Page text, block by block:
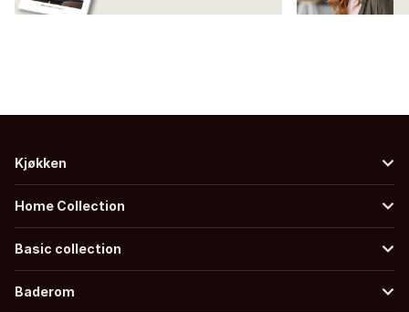
Kjøkken
Home Collection
Basic collection
Baderom